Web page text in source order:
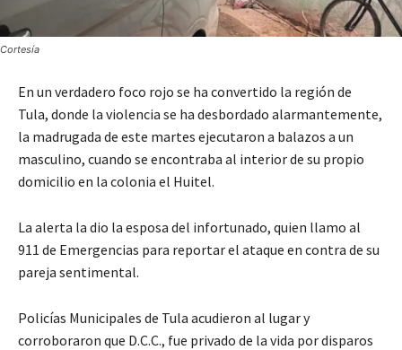
Cortesía
En un verdadero foco rojo se ha convertido la región de
Tula, donde la violencia se ha desbordado alarmantemente,
la madrugada de este martes ejecutaron a balazos a un
masculino, cuando se encontraba al interior de su propio
domicilio en la colonia el Huitel.
La alerta la dio la esposa del infortunado, quien llamo al
911 de Emergencias para reportar el ataque en contra de su
pareja sentimental.
Policías Municipales de Tula acudieron al lugar y
corroboraron que D.C.C., fue privado de la vida por disparos